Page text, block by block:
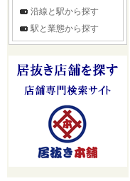
沿線と駅から探す
駅と業態から探す